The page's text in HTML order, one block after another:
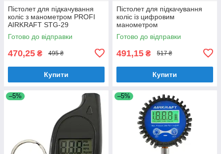
Пістолет для підкачування
коліс з манометром PROFI
AIRKRAFT STG-29
(пневматичний, для коліс,
пневмопістолет)
Готово до відправки
470,25 ₴ 495 ₴
Купити
Пістолет для підкачування
коліс із цифровим
манометром
Готово до відправки
491,15 ₴ 517 ₴
Купити
–5% –5%